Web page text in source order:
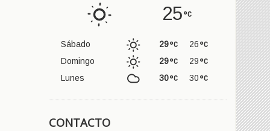
25
Sábado 26
29
Domingo
29
29
Lunes
30
30
CONTACTO